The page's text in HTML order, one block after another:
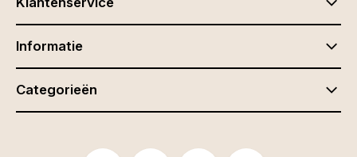
Informatie
Categorieën